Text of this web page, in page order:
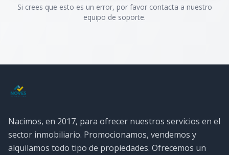
Si crees que esto es un error, por favor contacta a nuestro
equipo de soporte.
Nacimos, en 2017, para ofrecer nuestros servicios en el
sector inmobiliario. Promocionamos, vendemos y
alquilamos todo tipo de propiedades. Ofrecemos un